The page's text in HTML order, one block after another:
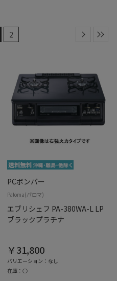
2
PCボンバー
Paloma(パロマ)
エブリシェフ PA-380WA-L LP
ブラックプラチナ
￥31,800
バリエーション：なし
在庫：○